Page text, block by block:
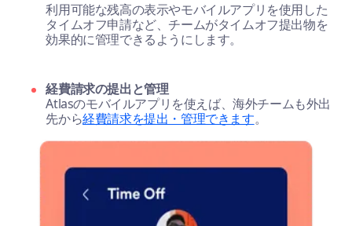
利用可能な残高の表示やモバイルアプリを使用した
タイムオフ申請など、チームがタイムオフ提出物を
効果的に管理できるようにします。
経費請求の提出と管理
Atlasのモバイルアプリを使えば、海外チームも外出
先から経費請求を提出・管理できます。